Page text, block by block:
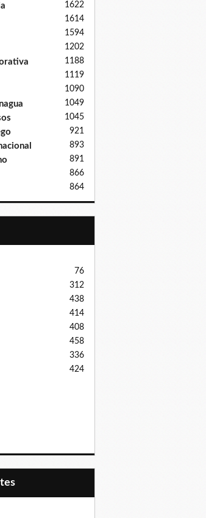
1622
1614
1594
1202
1188
1119
1090
1049
1045
921
893
891
866
864
76
312
438
414
408
458
336
424